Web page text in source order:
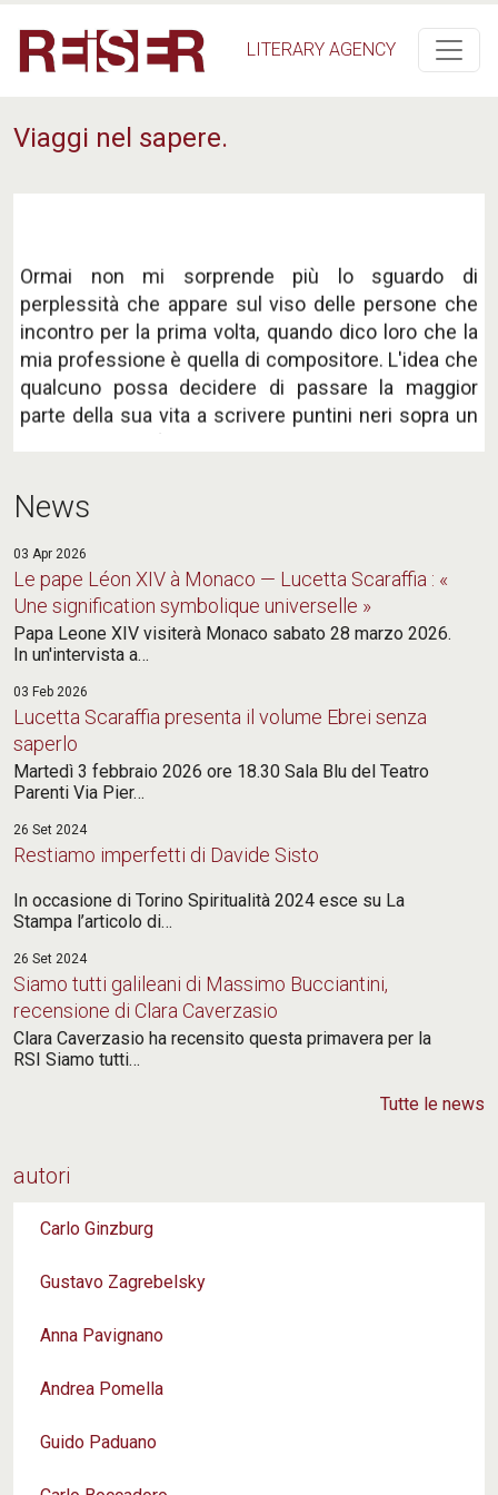
LITERARY AGENCY
News
03 Apr 2026
Le pape Léon XIV à Monaco — Lucetta Scaraffia : «
Une signification symbolique universelle »
Papa Leone XIV visiterà Monaco sabato 28 marzo 2026.
In un'intervista a…
03 Feb 2026
Lucetta Scaraffia presenta il volume Ebrei senza
saperlo
Martedì 3 febbraio 2026 ore 18.30 Sala Blu del Teatro
Parenti Via Pier…
26 Set 2024
Restiamo imperfetti di Davide Sisto
In occasione di Torino Spiritualità 2024 esce su La
Stampa l’articolo di…
26 Set 2024
Siamo tutti galileani di Massimo Bucciantini,
recensione di Clara Caverzasio
Clara Caverzasio ha recensito questa primavera per la
RSI Siamo tutti…
Tutte le news
Viaggi nel sapere.
Ormai non mi sorprende più lo sguardo di
perplessità che appare sul viso delle persone che
incontro per la prima volta, quando dico loro che la
mia professione è quella di compositore. L'idea che
qualcuno possa decidere di passare la maggior
parte della sua vita a scrivere puntini neri sopra un
pentagramma (nel mio caso con carta, matita e
corrispondere a quello che molte persone ritengono
sia una professione degna di questo nome.
Carlo Boccadoro, Analfabeti sonori.
Figure nella sera
Gli occhi negli occhi. Nel freddo.
Lascia che ancora questo
tra noi accada:
nel respiro
che l'uno all'altra nasconde,
quando la sera è già scesa,
e sta per misurare la sua lontananza
dalle figure che le appartengono,
dalle figure che sta per prestarci.
da Paul Celan,Femen
autori
Carlo Ginzburg
Gustavo Zagrebelsky
Anna Pavignano
Andrea Pomella
Guido Paduano